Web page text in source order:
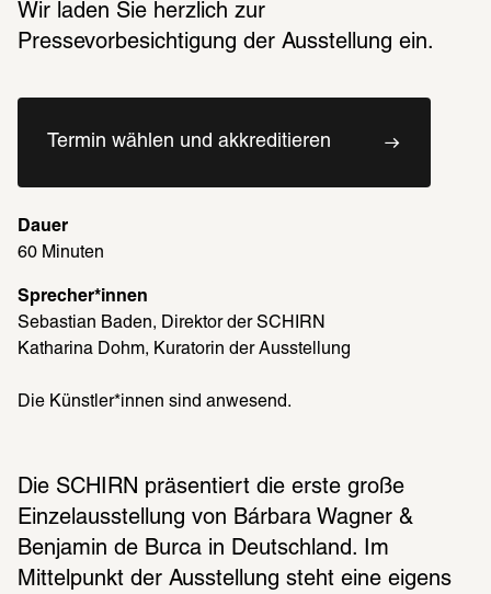
Wir laden Sie herzlich zur
Pressevorbesichtigung der Ausstellung ein.
Termin wählen und akkreditieren
Dauer
60 Minuten
Sprecher*innen
Sebastian Baden, Direktor der SCHIRN
Katharina Dohm, Kuratorin der Ausstellung
Die Künstler*innen sind anwesend.
Die SCHIRN präsentiert die erste große
Einzelausstellung von Bárbara Wagner &
Benjamin de Burca in Deutschland. Im
Mittelpunkt der Ausstellung steht eine eigens